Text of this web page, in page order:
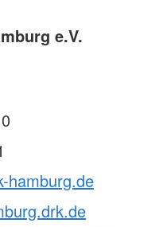
e.V.
hamburg.de